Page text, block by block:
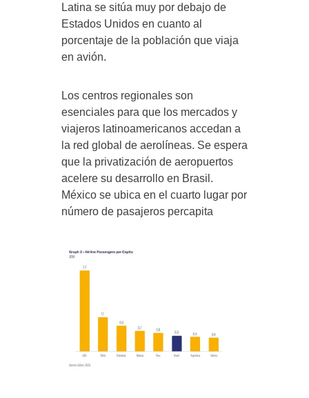
Latina se sitúa muy por debajo de
Estados Unidos en cuanto al
porcentaje de la población que viaja
en avión.
Los centros regionales son
esenciales para que los mercados y
viajeros latinoamericanos accedan a
la red global de aerolíneas. Se espera
que la privatización de aeropuertos
acelere su desarrollo en Brasil.
México se ubica en el cuarto lugar por
número de pasajeros percapita